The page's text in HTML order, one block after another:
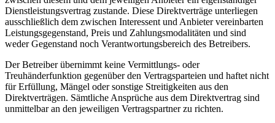
Dienstleistungsvertrag zustande. Diese Direktverträge unterliegen
ausschließlich dem zwischen Interessent und Anbieter vereinbarten
Leistungsgegenstand, Preis und Zahlungsmodalitäten und sind
weder Gegenstand noch Verantwortungsbereich des Betreibers.
Der Betreiber übernimmt keine Vermittlungs- oder
Treuhänderfunktion gegenüber den Vertragsparteien und haftet nicht
für Erfüllung, Mängel oder sonstige Streitigkeiten aus den
Direktverträgen. Sämtliche Ansprüche aus dem Direktvertrag sind
unmittelbar an den jeweiligen Vertragspartner zu richten.